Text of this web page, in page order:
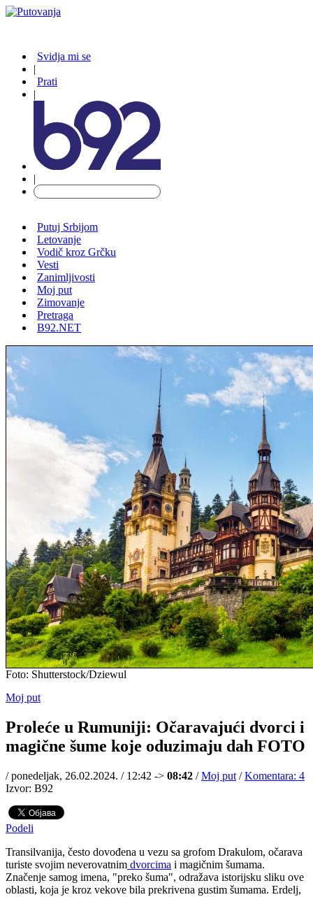
Svidja mi se
|
Prati
|
|
Putuj Srbijom
Letovanje
Vodič kroz Grčku
Vesti
Zanimljivosti
Moj put
Zimovanje
Pretraga
B92.NET
Foto: Shutterstock/Dziewul
Moj put
Proleće u Rumuniji: Očaravajući dvorci i
magične šume koje oduzimaju dah FOTO
/ ponedeljak, 26.02.2024. / 12:42 -> 08:42 / Moj put / Komentara: 4
Izvor: B92
Podeli
Transilvanija, često dovođena u vezu sa grofom Drakulom, očarava
turiste svojim neverovatnim dvorcima i magičnim šumama.
Značenje samog imena, "preko šuma", odražava istorijsku sliku ove
oblasti, koja je kroz vekove bila prekrivena gustim šumama. Erdelj,